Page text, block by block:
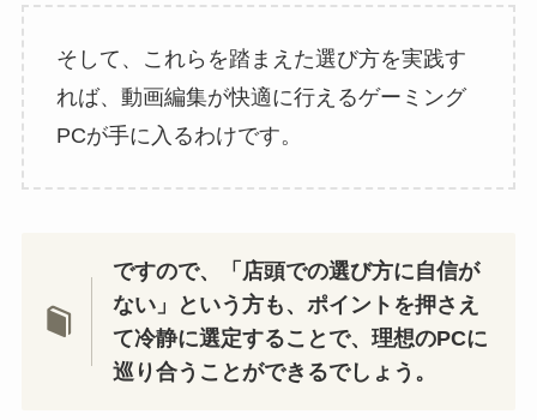
そして、これらを踏まえた選び方を実践す
れば、動画編集が快適に行えるゲーミング
PCが手に入るわけです。
ですので、「店頭での選び方に自信が
ない」という方も、ポイントを押さえ
て冷静に選定することで、理想のPCに
巡り合うことができるでしょう。